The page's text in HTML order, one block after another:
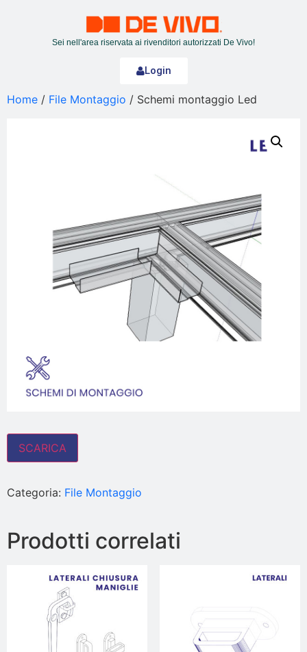
Sei nell'area riservata ai rivenditori autorizzati De Vivo!
Login
Home / File Montaggio / Schemi montaggio Led
SCARICA
Categoria: File Montaggio
Prodotti correlati